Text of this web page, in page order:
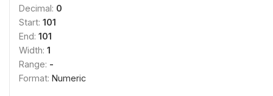
Decimal: 0
Start: 101
End: 101
Width: 1
Range: -
Format: Numeric